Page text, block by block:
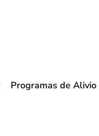
Programas de Alivio